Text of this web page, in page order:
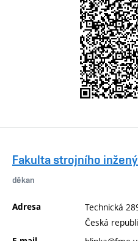
Fakulta strojního
děkan
Adresa
Technická
Česká